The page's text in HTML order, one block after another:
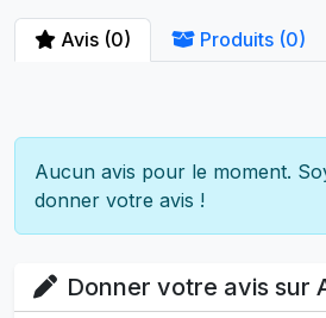
Avis (0) Produits (0)
Aucun avis pour le moment.
donner votre avis !
Donner votre avis sur